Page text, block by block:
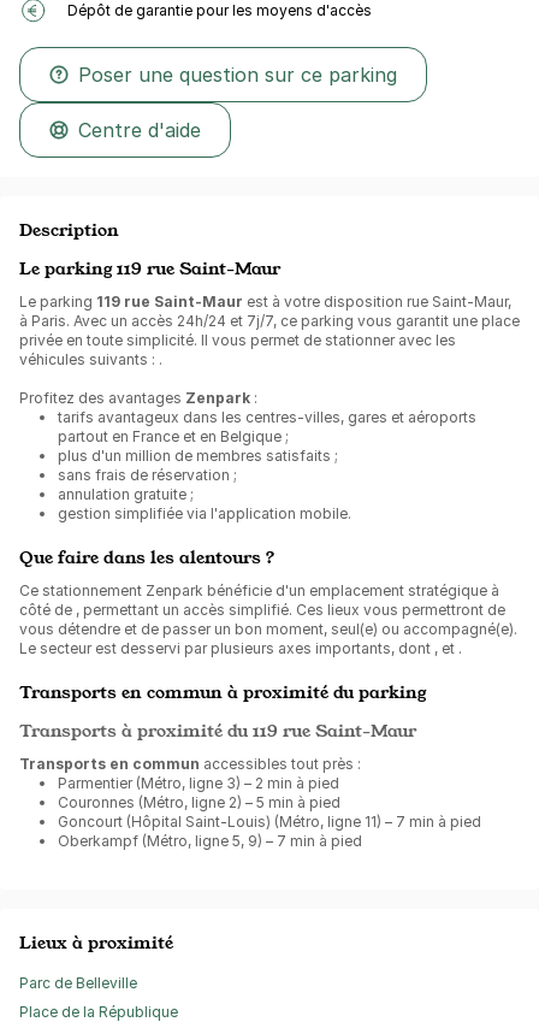
Dépôt de garantie pour les moyens d'accès
Poser une question sur ce parking
Centre d'aide
Description
Le parking 119 rue Saint-Maur
Le parking 119 rue Saint-Maur est à votre disposition rue Saint-Maur,
à Paris. Avec un accès 24h/24 et 7j/7, ce parking vous garantit une place
privée en toute simplicité. Il vous permet de stationner avec les
véhicules suivants : .
Profitez des avantages Zenpark :
tarifs avantageux dans les centres-villes, gares et aéroports
partout en France et en Belgique ;
plus d'un million de membres satisfaits ;
sans frais de réservation ;
annulation gratuite ;
gestion simplifiée via l'application mobile.
Que faire dans les alentours ?
Ce stationnement Zenpark bénéficie d'un emplacement stratégique à
côté de , permettant un accès simplifié. Ces lieux vous permettront de
vous détendre et de passer un bon moment, seul(e) ou accompagné(e).
Le secteur est desservi par plusieurs axes importants, dont , et .
Transports en commun à proximité du parking
Transports à proximité du 119 rue Saint-Maur
Transports en commun accessibles tout près :
Parmentier (Métro, ligne 3) – 2 min à pied
Couronnes (Métro, ligne 2) – 5 min à pied
Goncourt (Hôpital Saint-Louis) (Métro, ligne 11) – 7 min à pied
Oberkampf (Métro, ligne 5, 9) – 7 min à pied
Lieux à proximité
Parc de Belleville
Place de la République